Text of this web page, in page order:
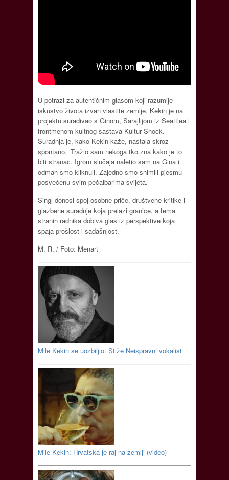
U potrazi za autentičnim glasom koji razumije
iskustvo života izvan vlastite zemlje, Kekin je na
projektu surađivao s Ginom, Sarajlijom iz Seattlea i
frontmenom kultnog sastava Kultur Shock.
Suradnja je, kako Kekin kaže, nastala skroz
spontano. ‘Tražio sam nekoga tko zna kako je to
biti stranac. Igrom slučaja naletio sam na Gina i
odmah smo kliknuli. Zajedno smo snimili pjesmu
posvećenu svim pečalbarima svijeta.’
Singl donosi spoj osobne priče, društvene kritike i
glazbene suradnje koja prelazi granice, a tema
stranih radnika dobiva glas iz perspektive koja
spaja prošlost i sadašnjost.
M. R. / Foto: Menart
Mile Kekin se uozbiljio: Stiže Neispravni vokalist
Mile Kekin: Hrvatska je raj na zemlji (video)